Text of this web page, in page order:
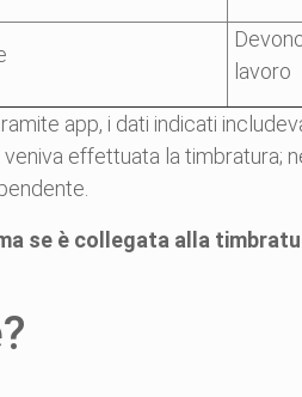
lavoro
app, i dati indicati
effettuata la timbratura;
se è collegata alla